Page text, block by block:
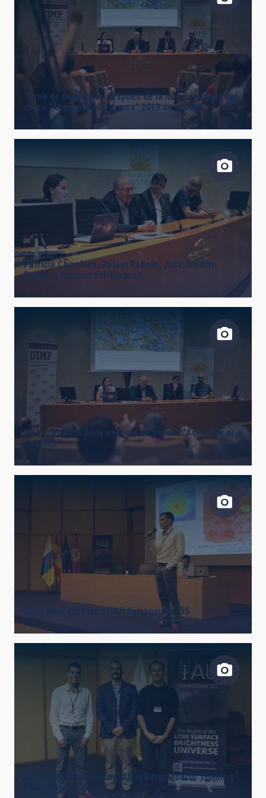
Turno de preguntas después de la mesa redonda del
curso "Acércate al Cosmos" 2019 de la UIMP
Patricia Chinchilla, Rafael Rebolo, José Alberto
Rubiño y Antonio Eff-Darwich.
Mesa redonda de la escuela de verano "Acércate al
Cosmos"
Aleix Roig durante el IAU Symposium 355
De izquierda a derecha: Aleix Roig, Ignacio Trujillo y
Raúl Infante-Sáinz